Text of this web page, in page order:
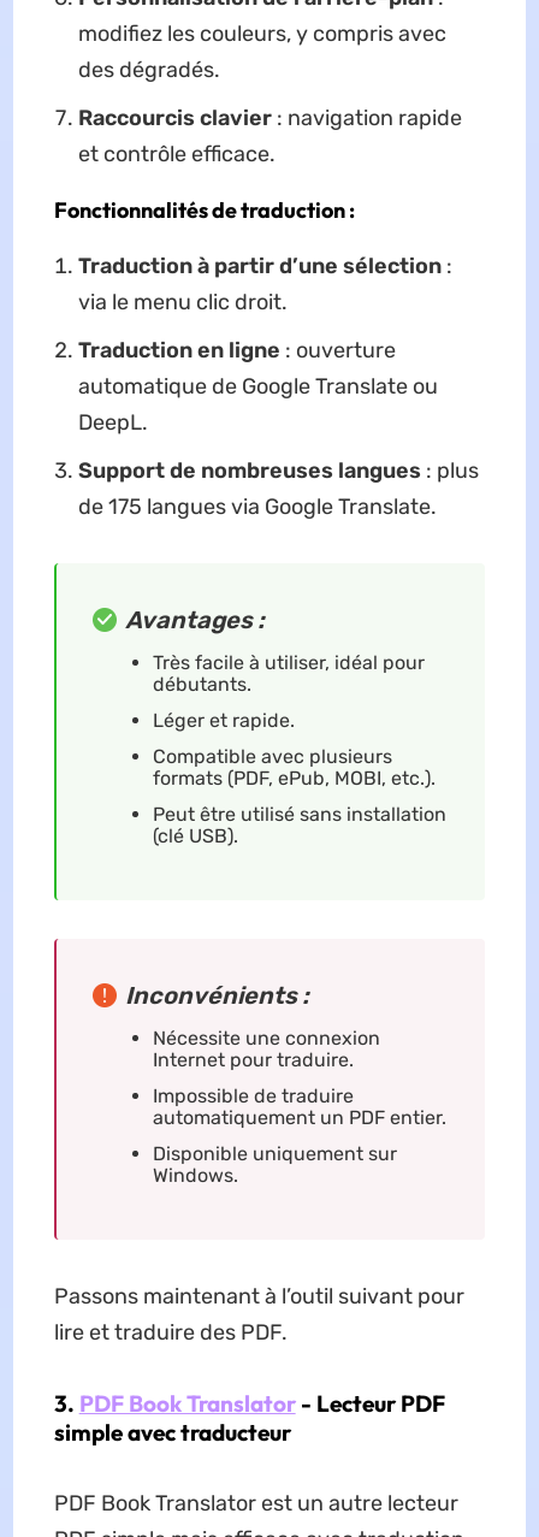
modifiez les couleurs, y compris avec
des dégradés.
Raccourcis clavier: navigation rapide
et contrôle efficace.
Fonctionnalités de traduction :
Traduction à partir d’une sélection:
via le menu clic droit.
Traduction en ligne : ouverture
automatique de Google Translate ou
DeepL.
Support de nombreuses langues : plus
de 175 langues via Google Translate.
Avantages :
Très facile à utiliser, idéal pour
débutants.
Léger et rapide.
Compatible avec plusieurs
formats (PDF, ePub, MOBI, etc.).
Peut être utilisé sans installation
(clé USB).
Inconvénients :
Nécessite une connexion
Internet pour traduire.
Impossible de traduire
automatiquement un PDF entier.
Disponible uniquement sur
Windows.
Passons maintenant à l’outil suivant pour
lire et traduire des PDF.
3. PDF Book Translator- Lecteur PDF
simple avec traducteur
PDF Book Translator est un autre lecteur